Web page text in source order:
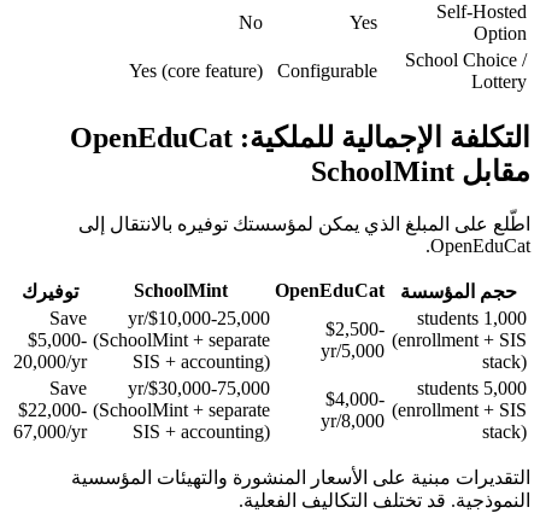
Self-Hosted
Option
Yes
No
School Choice /
Lottery
Configurable
Yes (core feature)
التكلفة الإجمالية للملكية: OpenEduCat
مقابل SchoolMint
اطّلع على المبلغ الذي يمكن لمؤسستك توفيره بالانتقال إلى
OpenEduCat.
حجم المؤسسة OpenEduCat
SchoolMint
توفيرك
1,000 students
(enrollment + SIS
stack)
$2,500-
5,000/yr
$10,000-25,000/yr
(SchoolMint + separate
SIS + accounting)
Save
$5,000-
20,000/yr
5,000 students
(enrollment + SIS
stack)
$4,000-
8,000/yr
$30,000-75,000/yr
(SchoolMint + separate
SIS + accounting)
Save
$22,000-
67,000/yr
التقديرات مبنية على الأسعار المنشورة والتهيئات المؤسسية
النموذجية. قد تختلف التكاليف الفعلية.